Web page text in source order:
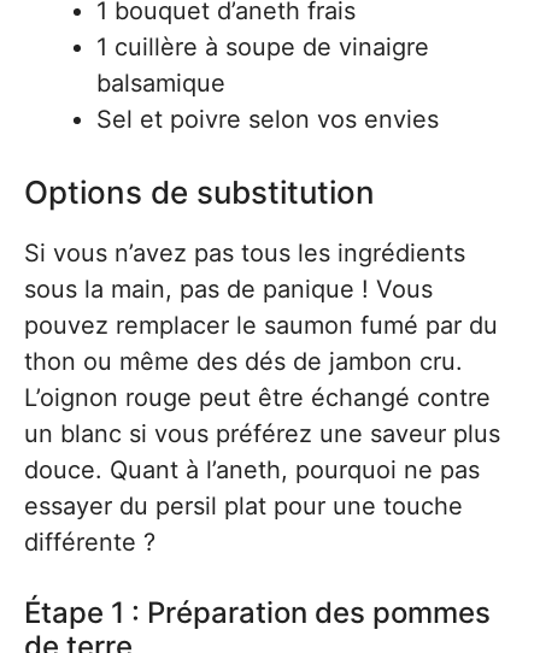
1 bouquet d’aneth frais
1 cuillère à soupe de vinaigre
balsamique
Sel et poivre selon vos envies
Options de substitution
Si vous n’avez pas tous les ingrédients
sous la main, pas de panique ! Vous
pouvez remplacer le saumon fumé par du
thon ou même des dés de jambon cru.
L’oignon rouge peut être échangé contre
un blanc si vous préférez une saveur plus
douce. Quant à l’aneth, pourquoi ne pas
essayer du persil plat pour une touche
différente ?
Étape 1 : Préparation des pommes